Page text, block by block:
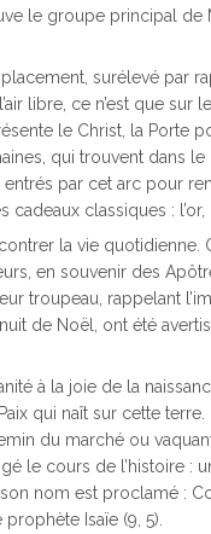
le groupe principal de
surélevé par
libre, ce n’est que sur
le Christ, la Porte
qui trouvent dans le
par cet arc pour
classiques : l’or,
la vie
en souvenir des
troupeau, rappelant
de Noël, ont été
à la joie de la
qui naît sur cette
du marché ou
le cours de l’histoire :
nom est proclamé :
Isaïe (9, 5).